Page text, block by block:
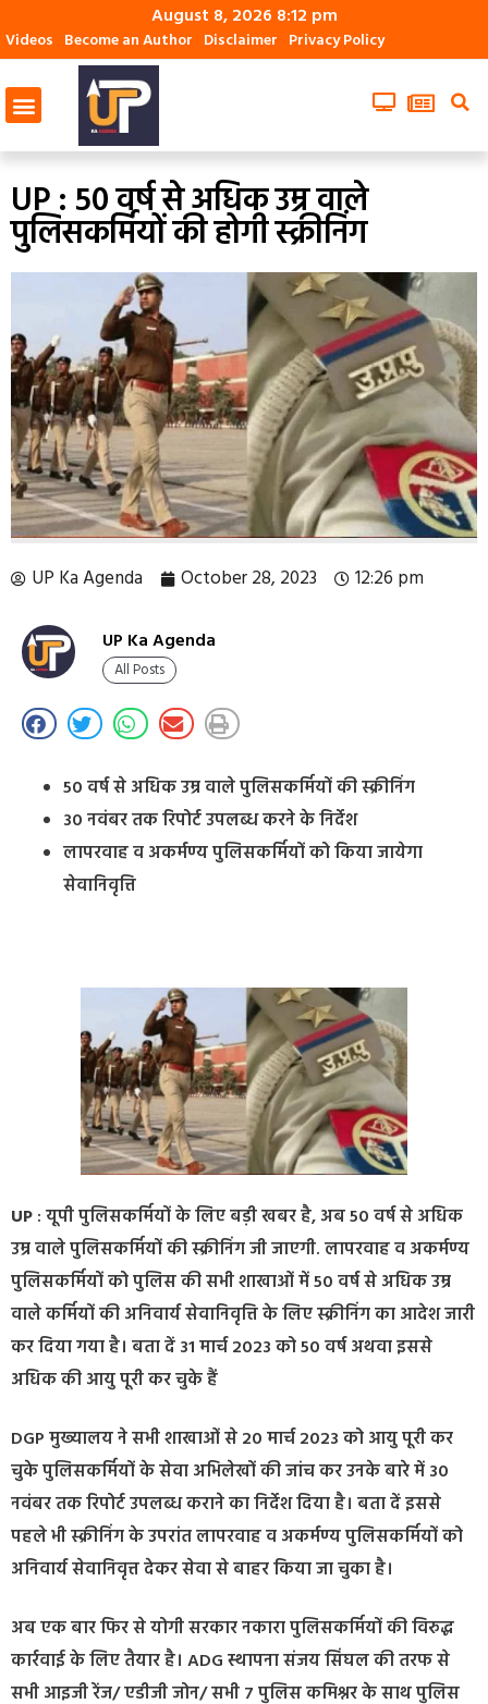
August 8, 2026 8:12 pm
Videos Become an Author Disclaimer Privacy Policy
UP : 50 वर्ष से अधिक उम्र वाले
पुलिसकर्मियों की होगी स्क्रीनिंग
UP Ka Agenda October 28, 2023 12:26 pm
UP Ka Agenda
All Posts
50 वर्ष से अधिक उम्र वाले पुलिसकर्मियों की स्क्रीनिंग
30 नवंबर तक रिपोर्ट उपलब्ध करने के निर्देश
लापरवाह व अकर्मण्य पुलिसकर्मियों को किया जायेगा
सेवानिवृत्ति
UP: यूपी पुलिसकर्मियों के लिए बड़ी खबर है, अब 50 वर्ष से अधिक
उम्र वाले पुलिसकर्मियों की स्क्रीनिंग जी जाएगी. लापरवाह व अकर्मण्य
पुलिसकर्मियों को पुलिस की सभी शाखाओं में 50 वर्ष से अधिक उम्र
वाले कर्मियों की अनिवार्य सेवानिवृत्ति के लिए स्क्रीनिंग का आदेश जारी
कर दिया गया है। बता दें 31 मार्च 2023 को 50 वर्ष अथवा इससे
अधिक की आयु पूरी कर चुके हैं
DGP मुख्यालय ने सभी शाखाओं से 20 मार्च 2023 को आयु पूरी कर
चुके पुलिसकर्मियों के सेवा अभिलेखों की जांच कर उनके बारे में 30
नवंबर तक रिपोर्ट उपलब्ध कराने का निर्देश दिया है। बता दें इससे
पहले भी स्क्रीनिंग के उपरांत लापरवाह व अकर्मण्य पुलिसकर्मियों को
अनिवार्य सेवानिवृत्त देकर सेवा से बाहर किया जा चुका है।
अब एक बार फिर से योगी सरकार नकारा पुलिसकर्मियों की विरुद्ध
कार्रवाई के लिए तैयार है। ADG स्थापना संजय सिंघल की तरफ से
सभी आइजी रेंज/ एडीजी जोन/ सभी 7 पुलिस कमिश्नर के साथ पुलिस